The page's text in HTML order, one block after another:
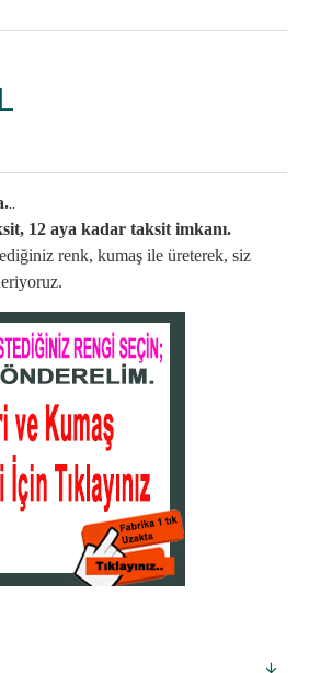
..
12 aya kadar taksit imkanı.
renk, kumaş ile üreterek, siz